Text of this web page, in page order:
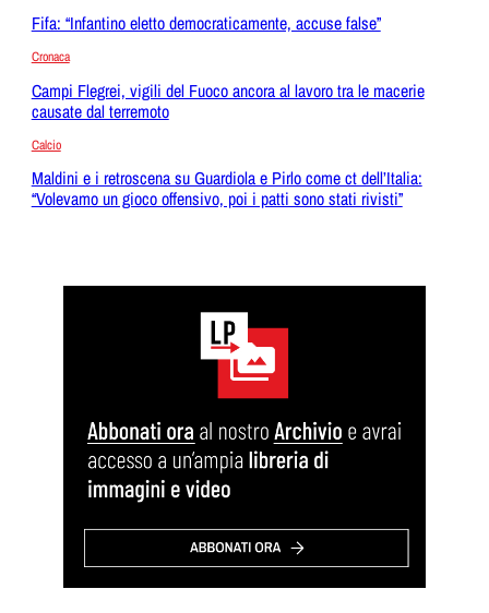
Fifa: “Infantino eletto democraticamente, accuse false”
Cronaca
Campi Flegrei, vigili del Fuoco ancora al lavoro tra le macerie
causate dal terremoto
Calcio
Maldini e i retroscena su Guardiola e Pirlo come ct dell’Italia:
“Volevamo un gioco offensivo, poi i patti sono stati rivisti”